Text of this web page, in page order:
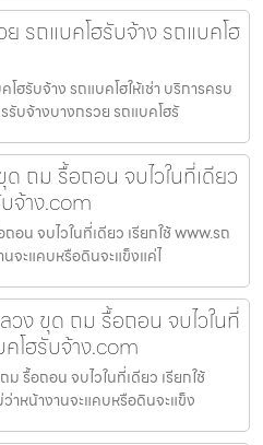
รถแบคโฮรับจ้าง รถแบคโฮ
ฮรับจ้าง รถแบคโฮให้เช่า บริการครบ
รับจ้างบางกรวย รถแบคโฮรั
ถม รื้อถอน จบไวในที่เดียว
จ้าง.com
น จบไวในที่เดียว เรียกใช้ www.รถ
จะแคบหรือดินจะแข็งแค่ไ
วง ขุด ถม รื้อถอน จบไวในที่
โฮรับจ้าง.com
รื้อถอน จบไวในที่เดียว เรียกใช้
าหน้างานจะแคบหรือดินจะแข็ง